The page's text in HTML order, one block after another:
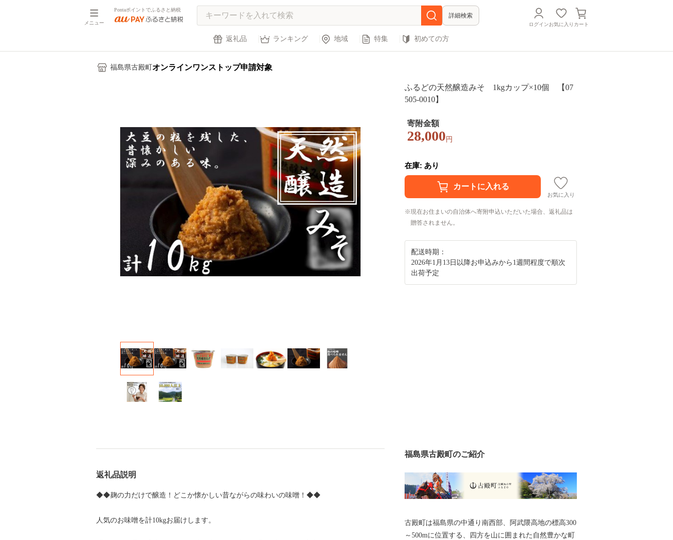
メニュー
Pontaポイントでふるさと納税
詳細検索
ログインお気に入り カート
返礼品 ランキング 地域 特集 初めての方
福島県古殿町 オンラインワンストップ申請対象
ふるどの天然醸造みそ 1kgカップ×10個 【07
505-0010】
寄附金額
28,000 円
在庫: あり
お気に入り
現在お住まいの自治体へ寄附申込いただいた場合、返礼品は
贈答されません。
配送時期：
2026年1月13日以降お申込みから1週間程度で順次
出荷予定
返礼品説明
◆◆麹の力だけで醸造！どこか懐かしい昔ながらの味わいの味噌！◆◆
人気のお味噌を計10kgお届けします。
福島県古殿町のご紹介
古殿町は福島県の中通り南西部、阿武隈高地の標高300
～500mに位置する、四方を山に囲まれた自然豊かな町